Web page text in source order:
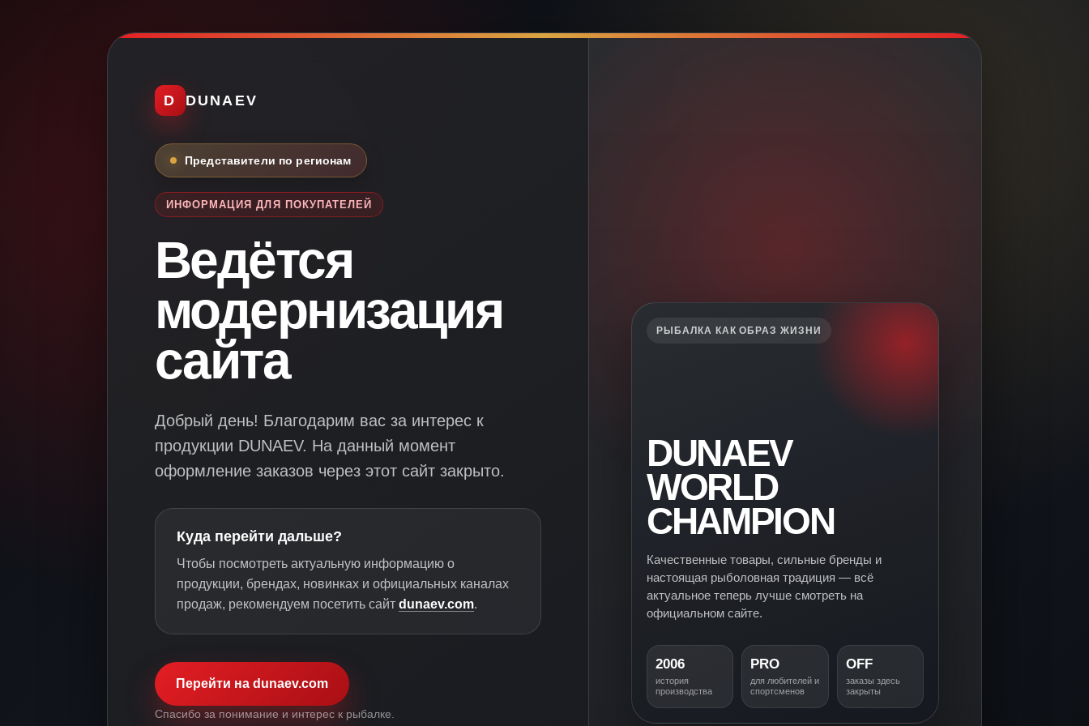
D DUNAEV
Представители по регионам
ИНФОРМАЦИЯ ДЛЯ ПОКУПАТЕЛЕЙ
Ведётся
модернизация
сайта
Добрый день! Благодарим вас за интерес к
продукции DUNAEV. На данный момент
оформление заказов через этот сайт закрыто.
Куда перейти дальше?
Чтобы посмотреть актуальную информацию о
продукции, брендах, новинках и официальных каналах
продаж, рекомендуем посетить сайт dunaev.com.
Перейти на dunaev.com
Спасибо за понимание и интерес к рыбалке.
РЫБАЛКА КАК ОБРАЗ ЖИЗНИ
DUNAEV
WORLD
CHAMPION
Качественные товары, сильные бренды и
настоящая рыболовная традиция — всё
актуальное теперь лучше смотреть на
официальном сайте.
2006
история
производства
PRO
для любителей и
спортсменов
OFF
заказы здесь
закрыты